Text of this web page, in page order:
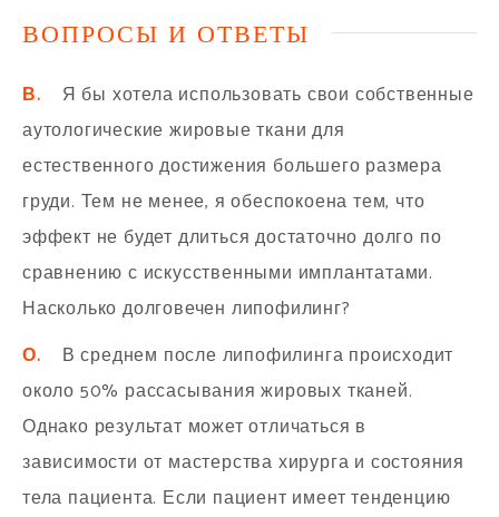
ВОПРОСЫ И ОТВЕТЫ
В. Я бы хотела использовать свои собственные
аутологические жировые ткани для
естественного достижения большего размера
груди. Тем не менее, я обеспокоена тем, что
эффект не будет длиться достаточно долго по
сравнению с искусственными имплантатами.
Насколько долговечен липофилинг?
О. В среднем после липофилинга происходит
около 50% рассасывания жировых тканей.
Однако результат может отличаться в
зависимости от мастерства хирурга и состояния
тела пациента. Если пациент имеет тенденцию